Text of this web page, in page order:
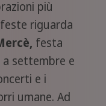
più
riguarda
festa
a settembre e
e i
umane. Ad